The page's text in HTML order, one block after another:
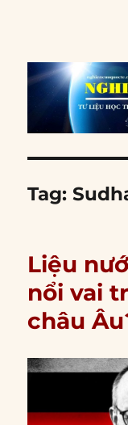
Tag:
Liệu
nổi vai
châu